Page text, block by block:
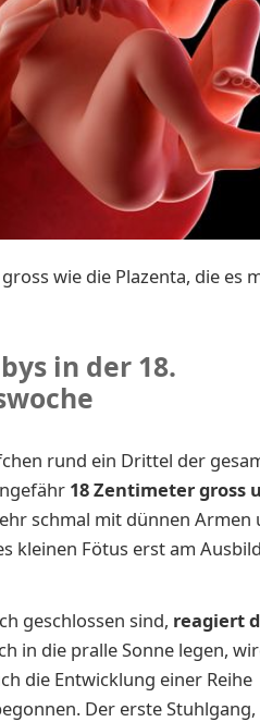
wie die Plazenta, die es
in der 18.
rund ein Drittel der
18 Zentimeter gross
schmal mit dünnen Armen
kleinen Fötus erst am
geschlossen sind, reagiert
in die pralle Sonne legen,
die Entwicklung einer Reihe
Der erste